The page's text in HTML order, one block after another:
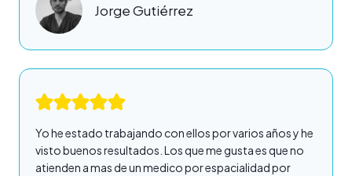
Jorge Gutiérrez
Yo he estado trabajando con ellos por varios años y he
visto buenos resultados. Los que me gusta es que no
atienden a mas de un medico por espacialidad por